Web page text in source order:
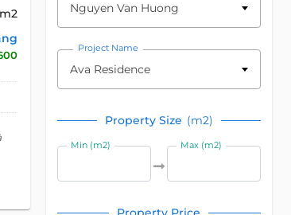
Nguyen Van Huong
Project Name
Ava Residence
Property Size (m2)
Min (m2) Max (m2)